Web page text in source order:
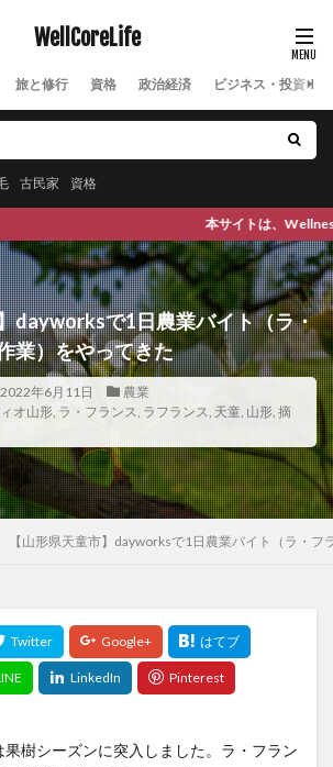
WellCoreLife
旅と修行 資格 政治経済 ビジネス・投資
古民家 資格
健康で), Wellbeing(幸福な), Well(より良い) Core
dayworksで1日農業バイト（ラ・
業）をやってきた
2022年6月11日
農業
オ山形, ラ・フランス, ラフランス, 天童, 山形, 摘
【山形県天童市】dayworksで1日農業バイト（ラ・
樹シーズンに突入しました。ラ・フラン